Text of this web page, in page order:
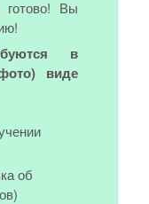
готово! Вы
в
виде
об